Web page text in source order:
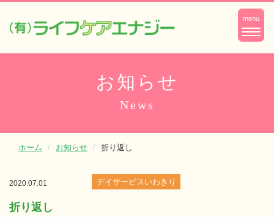
menuナ
ビ
ゲ
お知らせ
News
ホーム お知らせ 折り返し
2020.07.01 デイサービスいわきり
折り返し